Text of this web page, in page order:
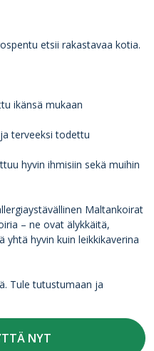
etsii rakastavaa kotia.
ikänsä mukaan
terveeksi todettu
hyvin ihmisiin sekä muihin
Maltankoirat
– ne ovat älykkäitä,
yhtä hyvin kuin leikkikaverina
Tule tutustumaan ja
NYT